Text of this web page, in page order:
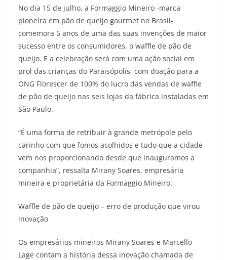
No dia 15 de julho, a Formaggio Mineiro -marca
pioneira em pão de queijo gourmet no Brasil-
comemora 5 anos de uma das suas invenções de maior
sucesso entre os consumidores, o waffle de pão de
queijo. E a celebração será com uma ação social em
prol das crianças do Paraisópolis, com doação para a
ONG Florescer de 100% do lucro das vendas de waffle
de pão de queijo nas seis lojas da fábrica instaladas em
São Paulo.
“É uma forma de retribuir à grande metrópole pelo
carinho com que fomos acolhidos e tudo que a cidade
vem nos proporcionando desde que inauguramos a
companhia”, ressalta Mirany Soares, empresária
mineira e proprietária da Formaggio Mineiro.
Waffle de pão de queijo – erro de produção que virou
inovação
Os empresários mineiros Mirany Soares e Marcello
Lage contam a história dessa inovação chamada de